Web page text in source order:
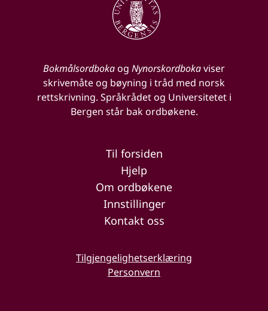
Bokmålsordbokaog Nynorskordbokaviser
skrivemåte og bøyning i tråd med norsk
rettskrivning. Språkrådet og Universitetet i
Bergen står bak ordbøkene.
Til forsiden
Hjelp
Om ordbøkene
Innstillinger
Kontakt oss
Tilgjengelighetserklæring
Personvern